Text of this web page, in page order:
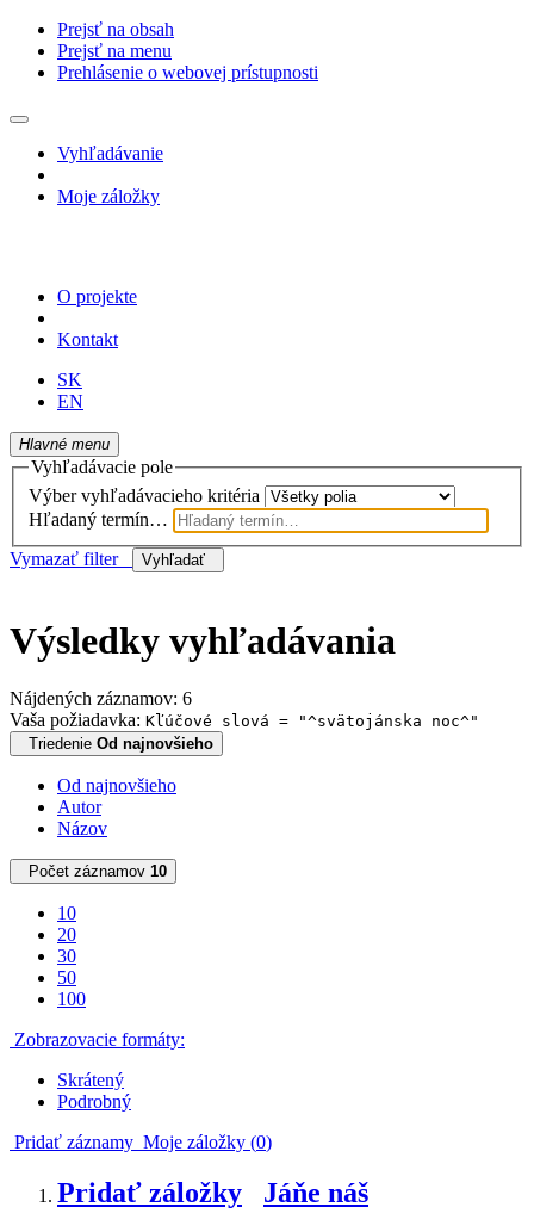
Prejsť na obsah
Prejsť na menu
Prehlásenie o webovej prístupnosti
Vyhľadávanie
Moje záložky
O projekte
Kontakt
SK
EN
Hlavné menu
Vyhľadávacie pole
Výber vyhľadávacieho kritéria
Hľadaný termín…
Vymazať filter
Vyhľadať
Výsledky vyhľadávania
Nájdených záznamov: 6
Vaša požiadavka: Kľúčové slová = "^svätojánska noc^"
Triedenie Od najnovšieho
Od najnovšieho
Autor
Názov
Počet záznamov 10
10
20
30
50
100
Zobrazovacie formáty:
Skrátený
Podrobný
Pridať záznamy Moje záložky (0)
Pridať záložky Jáňe náš